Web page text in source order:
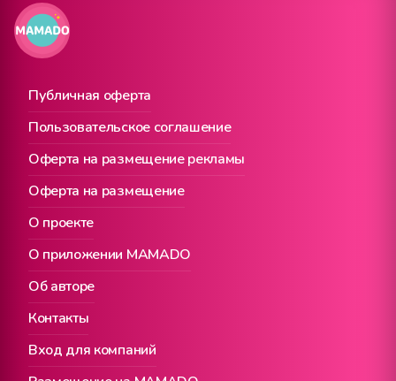
Публичная оферта
О проекте
Вход для компаний
Пользовательское соглашение
О приложении MAMADO
Оферта на размещение рекламы
Об авторе
Оферта на размещение
Контакты